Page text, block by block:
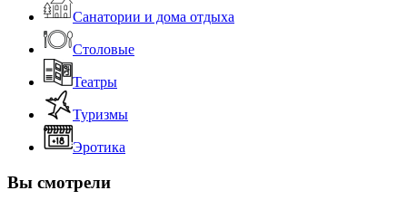
Санатории и дома отдыха
Столовые
Театры
Туризмы
Эротика
Вы смотрели